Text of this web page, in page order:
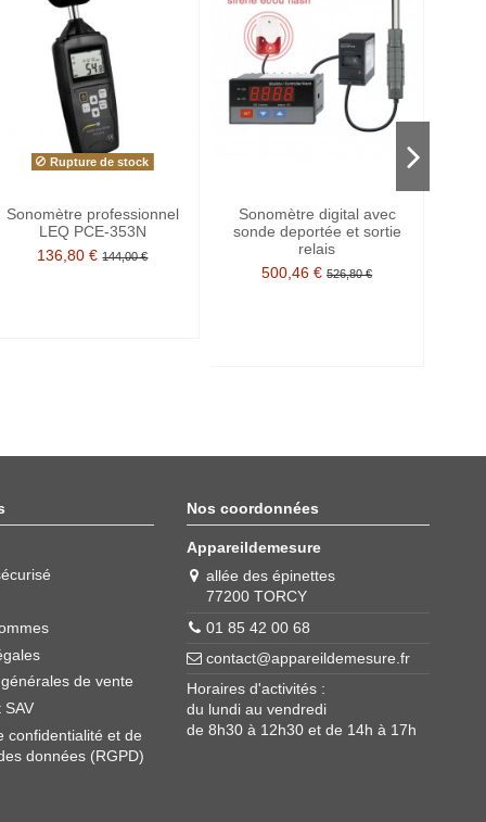
Rupture de stock
Sonomètre professionnel
LEQ PCE-353N
136,80 € 144,00 €
Sonomètre digital avec
sonde deportée et sortie
relais
500,46 € 526,80 €
de vente
SAV
confidentialité et de
données (RGPD)
Nos coordonnées
Appareildemesure
allée des épinettes
77200 TORCY
01 85 42 00 68
contact@appareildemesure.fr
Horaires d'activités :
du lundi au vendredi
de 8h30 à 12h30 et de 14h à 17h